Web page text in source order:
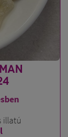
illatú